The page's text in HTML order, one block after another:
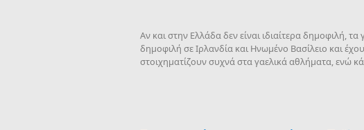
Αν και στην Ελλάδα δεν είναι ιδιαίτερα δημοφιλή,
δημοφιλή σε Ιρλανδία και Ηνωμένο Βασίλειο και
στοιχηματίζουν συχνά στα γαελικά αθλήματα, ενώ